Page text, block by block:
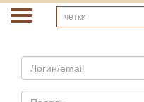
Email
Пароль